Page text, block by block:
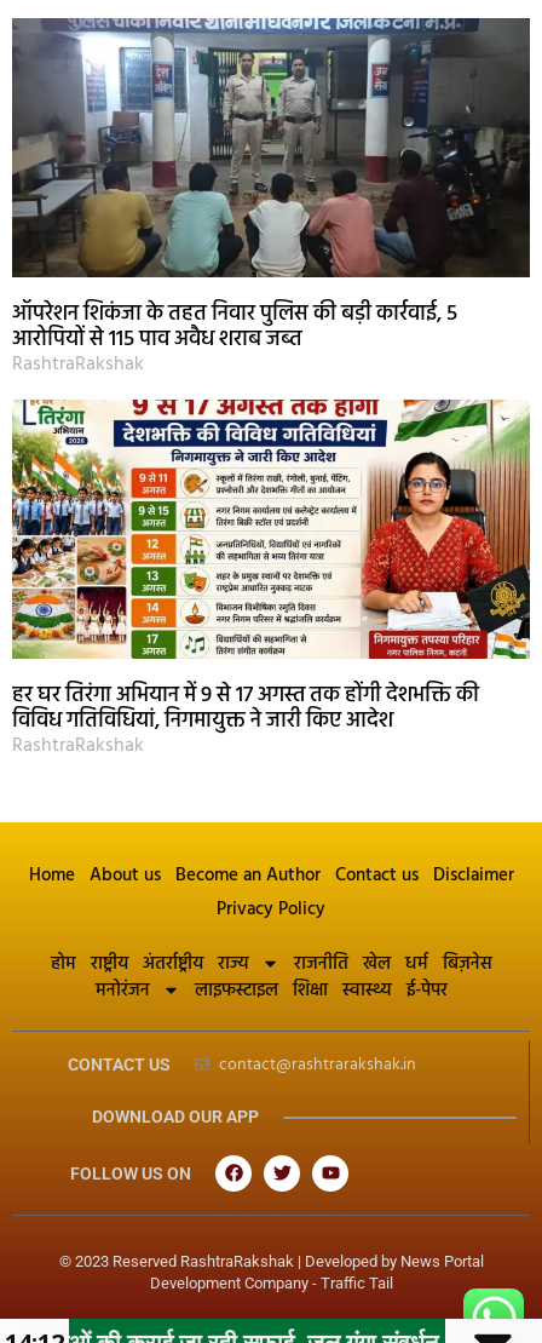
ऑपरेशन शिकंजा के तहत निवार पुलिस की बड़ी कार्रवाई, 5
आरोपियों से 115 पाव अवैध शराब जब्त
RashtraRakshak
हर घर तिरंगा अभियान में 9 से 17 अगस्त तक होंगी देशभक्ति की
विविध गतिविधियां, निगमायुक्त ने जारी किए आदेश
RashtraRakshak
Home About us Become an Author Contact us Disclaimer
Privacy Policy
होम राष्ट्रीय अंतर्राष्ट्रीय राज्य राजनीति खेल धर्म बिज़नेस
मनोरंजन
लाइफस्टाइल शिक्षा स्वास्थ्य ई-पेपर
CONTACT US contact@rashtrarakshak.in
DOWNLOAD OUR APP
FOLLOW US ON
© 2023 Reserved RashtraRakshak | Developed by News Portal
Development Company- Traffic Tail